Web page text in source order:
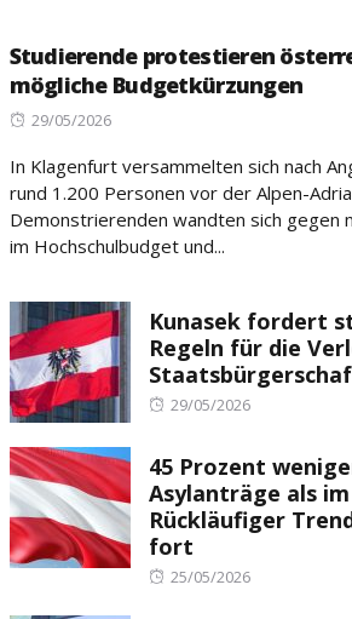
Studierende protestieren
mögliche Budgetkürzungen
Posted
29/05/2026
In Klagenfurt versammelten sich nach
rund 1.200 Personen vor der Alpen-
Demonstrierenden wandten sich gegen
im Hochschulbudget und...
Kunasek fordert
Regeln für die
Posted
29/05/2026
45 Prozent
Asylanträge als
Rückläufiger
fort
Posted
25/05/2026